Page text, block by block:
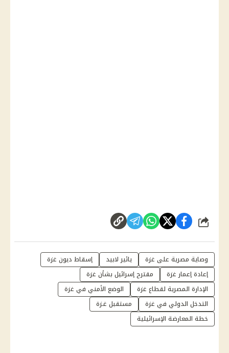
شارك
وصاية مصرية على غزة يائير لابيد
إسقاط ديون غزة
إعادة إعمار غزة
مقترح إسرائيل بشأن غزة
الإدارة المصرية لقطاع غزة
الوضع الأمني في غزة
التدخل الدولي في غزة
مستقبل غـزة
خطة المعارضة الإسرائيلية